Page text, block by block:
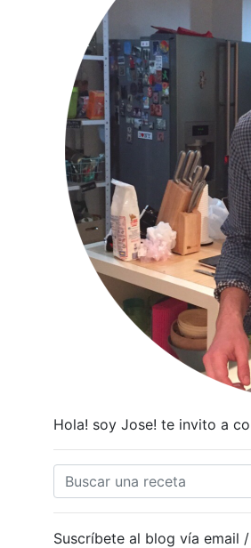
Hola! soy Jose! te invito a
Suscríbete al blog vía email /